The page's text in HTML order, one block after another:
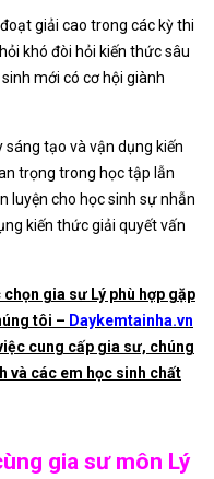
giải cao trong các kỳ thi
hỏi khó đòi hỏi kiến thức sâu
mới có cơ hội giành
sáng tạo và vận dụng kiến
trọng trong học tập lẫn
luyện cho học sinh sự nhẫn
kiến thức giải quyết vấn
gia sư Lý phù hợp gặp
tôi – Daykemtainha.vn
cung cấp gia sư, chúng
và các em học sinh chất
gia sư môn Lý